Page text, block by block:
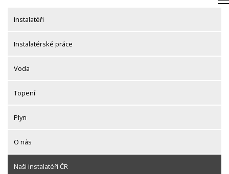
contentInstalatéři
Instalatérské práce
Voda
Topení
Plyn
O nás
Naši instalatéři ČR